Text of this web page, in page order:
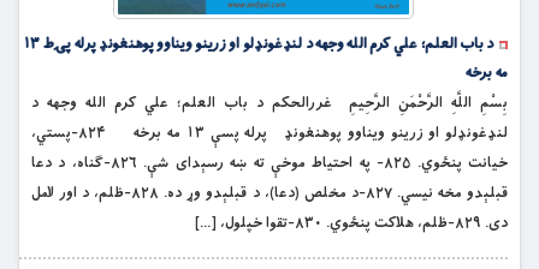
د باب العلم؛ علي کرم الله وجهه د لنډغونډلو او زرینو ویناوو پوهنغونډ پرله پۍط ۱۳
مه برخه
بِسْمِ اللَّهِ الرَّحْمَنِ الرَّحِيمِ غررالحکم د باب العلم؛ علي کرم الله وجهه د
لنډغونډلو او زرینو ویناوو پوهنغونډ پرله پسې ۱۳ مه برخه ۸۲۴-پستي،
خیانت پنځوي. ۸۲۵- په احتیاط موخې ته ښه رسېدای شې. ۸۲۶-ګناه، د دعا
قبلېدو مخه نیسي. ۸۲۷-د مخلص (دعا)، د قبلېدو وړ ده. ۸۲۸-ظلم، د اور لامل
دی. ۸۲۹-ظلم، هلاکت پنځوي. ۸۳۰-تقوا خپلول، […]